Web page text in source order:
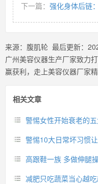
下一篇： 强化身体后链
来源： 腹肌轮 最后更新：
广州美容仪器生产厂家致力
赢获利，走上美容仪器厂家精
相关文章
警惕女性开始衰老的
警惕10大日常坏习惯
高跟鞋一族 多做伸腿
减肥只吃蔬菜当心越